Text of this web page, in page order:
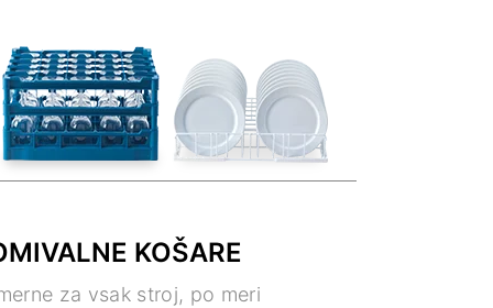
KOŠARE
za vsak stroj, po meri